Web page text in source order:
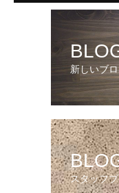
新しいブ
スタッフ